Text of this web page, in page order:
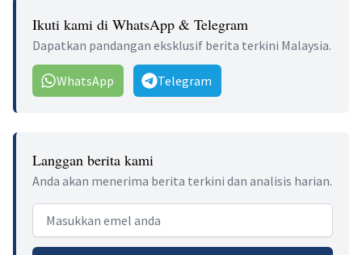
Ikuti kami di WhatsApp & Telegram
Dapatkan pandangan eksklusif berita terkini Malaysia.
WhatsApp Telegram
Langgan berita kami
Anda akan menerima berita terkini dan analisis harian.
Email address